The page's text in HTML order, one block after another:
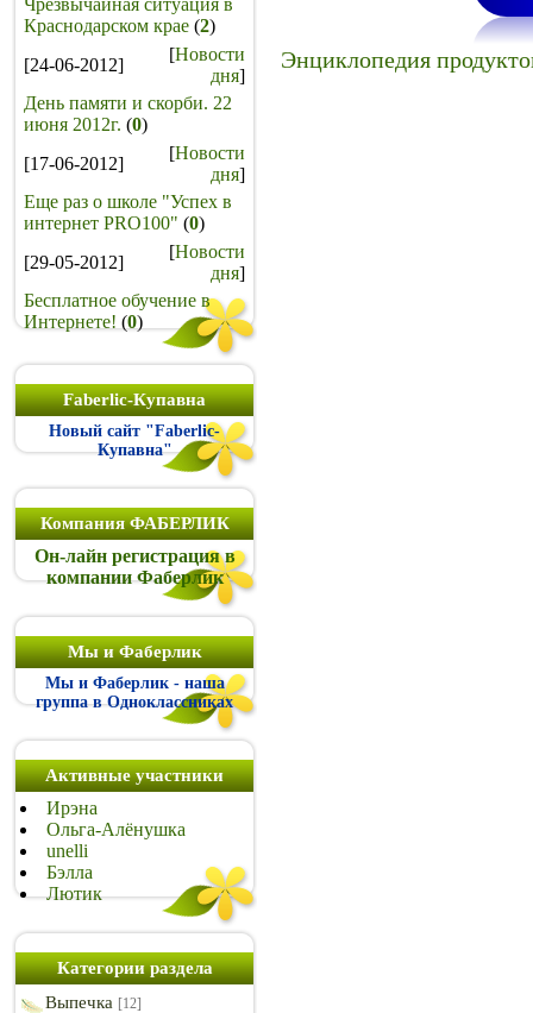
Чрезвычайная ситуация в
Краснодарском крае (2)
[24-06-2012]
[Новости
дня]
День памяти и скорби. 22
июня 2012г. (0)
[17-06-2012]
[Новости
дня]
Еще раз о школе "Успех в
интернет PRO100" (0)
[29-05-2012]
[Новости
дня]
Бесплатное обучение в
Интернете! (0)
Faberlic-Купавна
Новый сайт "Faberlic-
Купавна"
Компания ФАБЕРЛИК
Он-лайн регистрация в
компании Фаберлик
Мы и Фаберлик
Мы и Фаберлик - наша
группа в Одноклассниках
Активные участники
Ирэна
Ольга-Алёнушка
unelli
Бэлла
Лютик
Категории раздела
Выпечка [12]
Энциклопедия